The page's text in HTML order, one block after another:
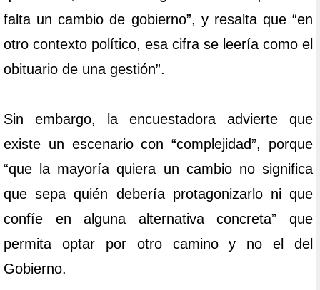
falta un cambio de gobierno”, y resalta que “en
otro contexto político, esa cifra se leería como el
obituario de una gestión”.
Sin embargo, la encuestadora advierte que
existe un escenario con “complejidad”, porque
“que la mayoría quiera un cambio no significa
que sepa quién debería protagonizarlo ni que
confíe en alguna alternativa concreta” que
permita optar por otro camino y no el del
Gobierno.